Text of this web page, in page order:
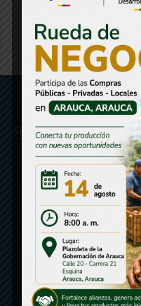
Gobernación de Arauca